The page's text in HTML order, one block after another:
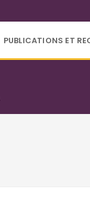
PUBLICATIONS ET